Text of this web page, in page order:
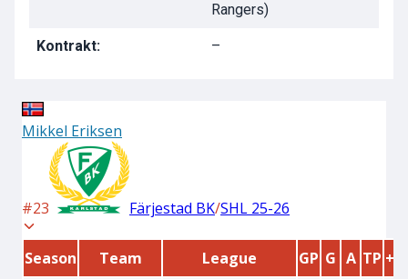
Rangers)
Kontrakt: –